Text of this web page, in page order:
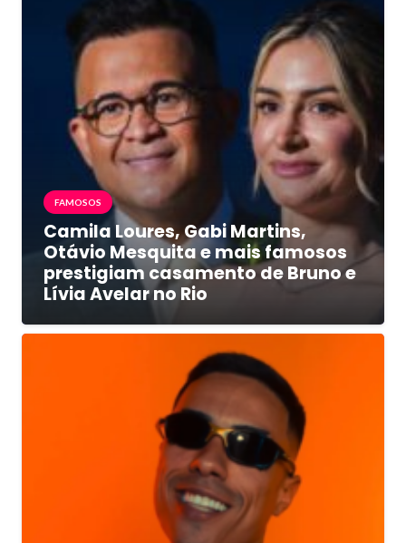
FAMOSOS
Camila Loures, Gabi Martins,
Otávio Mesquita e mais famosos
prestigiam casamento de Bruno e
Lívia Avelar no Rio